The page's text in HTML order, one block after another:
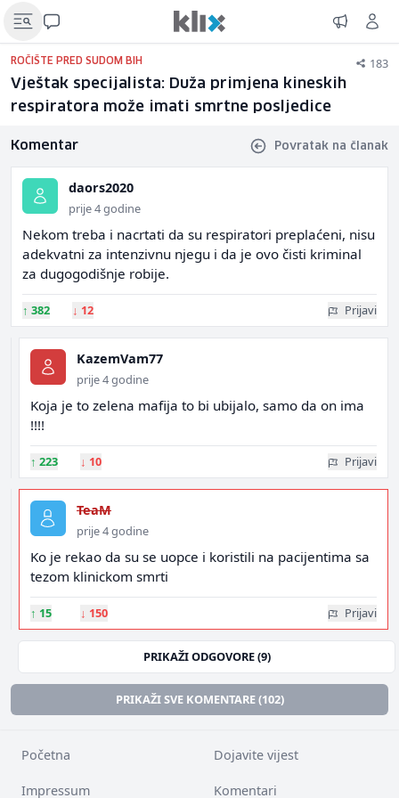
ROČIŠTE PRED SUDOM BIH 183
Vještak specijalista: Duža primjena kineskih
respiratora može imati smrtne posljedice
Komentar Povratak na članak
daors2020
prije 4 godine
Nekom treba i nacrtati da su respiratori preplaćeni, nisu
adekvatni za intenzivnu njegu i da je ovo čisti kriminal
za dugogodišnje robije.
↑ 382 ↓ 12 Prijavi
KazemVam77
prije 4 godine
Koja je to zelena mafija to bi ubijalo, samo da on ima
!!!!
↑ 223 ↓ 10 Prijavi
TeaM
prije 4 godine
Ko je rekao da su se uopce i koristili na pacijentima sa
tezom klinickom smrti
↑ 15 ↓ 150 Prijavi
PRIKAŽI ODGOVORE (9)
PRIKAŽI SVE KOMENTARE (102)
Početna Dojavite vijest
Impressum Komentari